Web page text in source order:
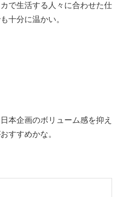
で生活する人々に合わせた仕
十分に温かい。
本企画のボリューム感を抑え
すすめかな。